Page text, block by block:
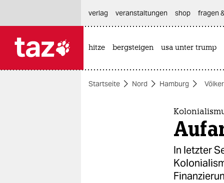
themen
verlag
veranstaltungen shop fragen
hitze bergsteigen usa unter trump
Startseite Nord Hamburg
In letzter